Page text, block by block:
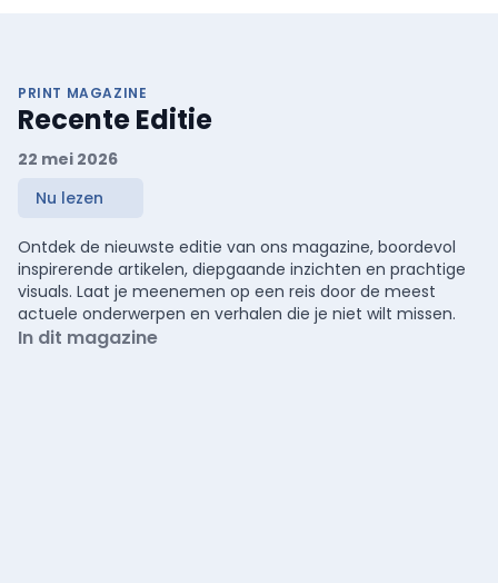
PRINT MAGAZINE
Recente Editie
22 mei 2026
Nu lezen
Ontdek de nieuwste editie van ons magazine, boordevol
inspirerende artikelen, diepgaande inzichten en prachtige
visuals. Laat je meenemen op een reis door de meest
actuele onderwerpen en verhalen die je niet wilt missen.
In dit magazine